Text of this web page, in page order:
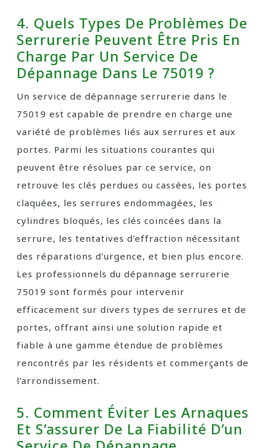
4. Quels Types De Problèmes De
Serrurerie Peuvent Être Pris En
Charge Par Un Service De
Dépannage Dans Le 75019 ?
Un service de dépannage serrurerie dans le
75019 est capable de prendre en charge une
variété de problèmes liés aux serrures et aux
portes. Parmi les situations courantes qui
peuvent être résolues par ce service, on
retrouve les clés perdues ou cassées, les portes
claquées, les serrures endommagées, les
cylindres bloqués, les clés coincées dans la
serrure, les tentatives d’effraction nécessitant
des réparations d’urgence, et bien plus encore.
Les professionnels du dépannage serrurerie
75019 sont formés pour intervenir
efficacement sur divers types de serrures et de
portes, offrant ainsi une solution rapide et
fiable à une gamme étendue de problèmes
rencontrés par les résidents et commerçants de
l’arrondissement.
5. Comment Éviter Les Arnaques
Et S’assurer De La Fiabilité D’un